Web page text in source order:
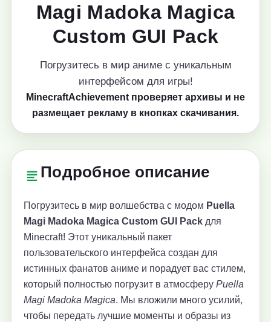
Magi Madoka Magica
Custom GUI Pack
Погрузитесь в мир аниме с уникальным
интерфейсом для игры!
MinecraftAchievement проверяет архивы и не
размещает рекламу в кнопках скачивания.
Подробное описание
Погрузитесь в мир волшебства с модом Puella
Magi Madoka Magica Custom GUI Pack для
Minecraft! Этот уникальный пакет
пользовательского интерфейса создан для
истинных фанатов аниме и порадует вас стилем,
который полностью погрузит в атмосферу Puella
Magi Madoka Magica. Мы вложили много усилий,
чтобы передать лучшие моменты и образы из